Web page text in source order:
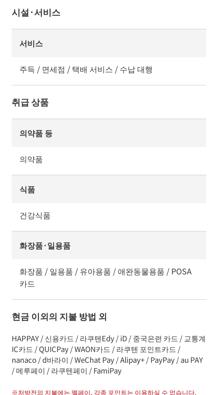
시설·서비스
서비스
주득 / 면세점 / 택배 서비스 / 수납 대행
취급 상품
의약품 등
의약품
식품
건강식품
화장품·일용품
화장품 / 일용품 / 유아용품 / 애완동물용품 / POSA
카드
현금 이외의 지불 방법 외
HAPPAY / 신용카드 / 라쿠텐Edy / iD / 중국은련 카드 / 교통계
IC카드 / QUICPay / WAON카드 / 라쿠텐 포인트카드 /
nanaco / d바라이 / WeChat Pay / Alipay+ / PayPay / au PAY
/ 메루페이 / 라쿠텐페이 / FamiPay
※처방전의 지불에는 멜페이, 각종 포인트는 이용하실 수 없습니다.